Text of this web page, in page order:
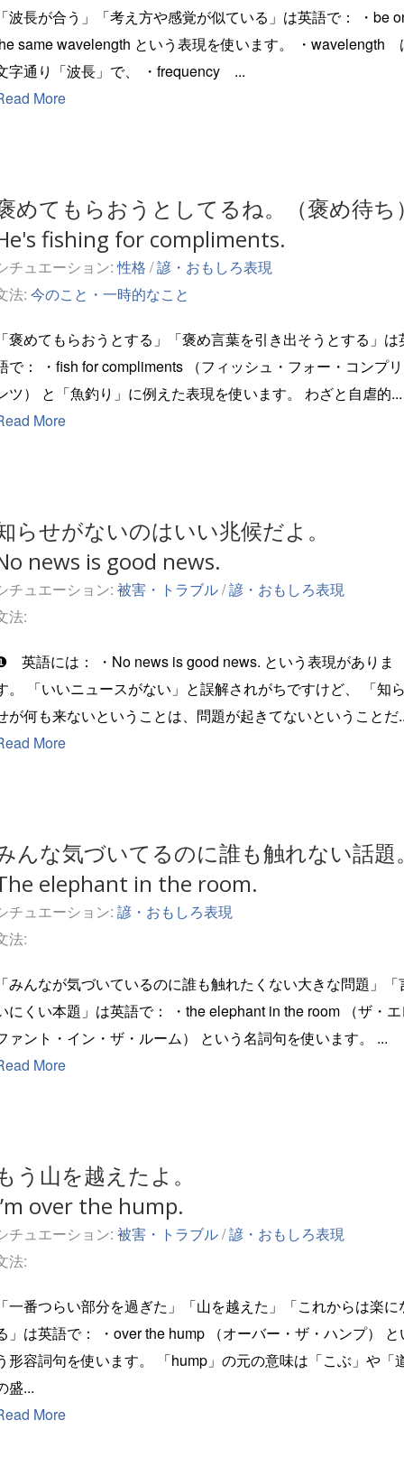
波長が合う」「考え方や感覚が似ている」は英語で： ・be on
wavelength という表現を使います。 ・wavelength は
字通り「波長」で、 ・frequency ...
More
めてもらおうとしてるね。（褒め待ち
fishing for compliments.
チュエーション:性格 /諺・おもしろ表現
法: 今のこと・一時的なこと
褒めてもらおうとする」「褒め言葉を引き出そうとする」は
compliments （フィッシュ・フォー・コンプリメ
ンツ） と「魚釣り」に例えた表現を使います。 わざと自虐的...
More
らせがないのはいい兆候だよ。
news is good news.
チュエーション: 被害・トラブル/諺・おもしろ表現
法:
には： ・No news is good news. という表現がありま
」と誤解されがちですけど、 「知ら
が何も来ないということは、問題が起きてないということだ
More
んな気づいてるのに誰も触れない話題
elephant in the room.
チュエーション: 諺・おもしろ表現
法:
みんなが気づいているのに誰も触れたくない大きな問題」「
くい本題」は英語で： ・the elephant in the room （ザ・エレ
ファント・イン・ザ・ルーム） という名詞句を使います。 ...
More
う山を越えたよ。
over the hump.
チュエーション: 被害・トラブル/諺・おもしろ表現
法:
一番つらい部分を過ぎた」「山を越えた」「これからは楽に
英語で： ・over the hump （オーバー・ザ・ハンプ） とい
容詞句を使います。 「hump」の元の意味は「こぶ」や「道
盛...
More